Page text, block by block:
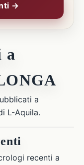
→
a
a
L-Aquila.
recenti a